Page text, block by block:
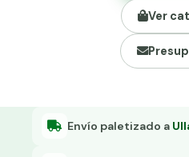
Grapa malla H.
Grapadora
Tensor galvanizado
Ver
Envío paletizado a